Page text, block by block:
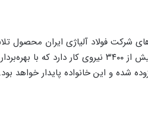
شرکت فولاد آلیاژی ایران محصول
کارکنان این مجموعه به کار است افزود: شرکت فولاد آلیاژی ایران بیش از ۳۴۰۰ نیروی کار دارد که